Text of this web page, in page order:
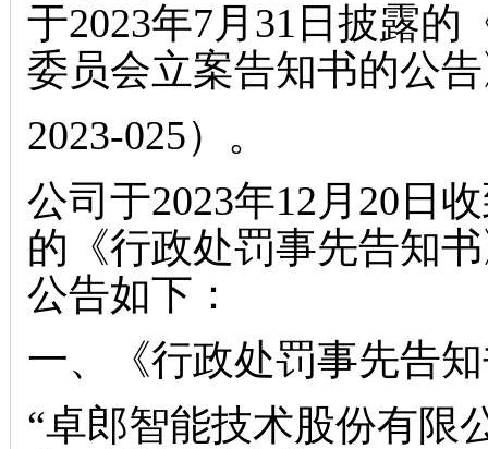
于2023年7月31日披露
委员会立案告知书的公
2023-025）。
公司于2023年12月20日
的《行政处罚事先告知
公告如下：
一、《行政处罚事先告
“卓郎智能技术股份有限